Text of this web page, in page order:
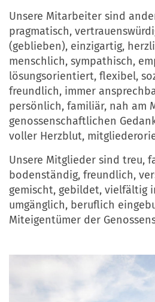
Unsere Mitarbeiter sind
pragmatisch,
(geblieben), einzigartig,
menschlich, sympathisch,
lösungsorientiert, flexibel,
freundlich, immer
persönlich, familiär, nah am
genossenschaftlichen
voller Herzblut,
Unsere Mitglieder sind treu,
bodenständig, freundlich,
gemischt, gebildet, vielfältig
umgänglich, beruflich
Miteigentümer der